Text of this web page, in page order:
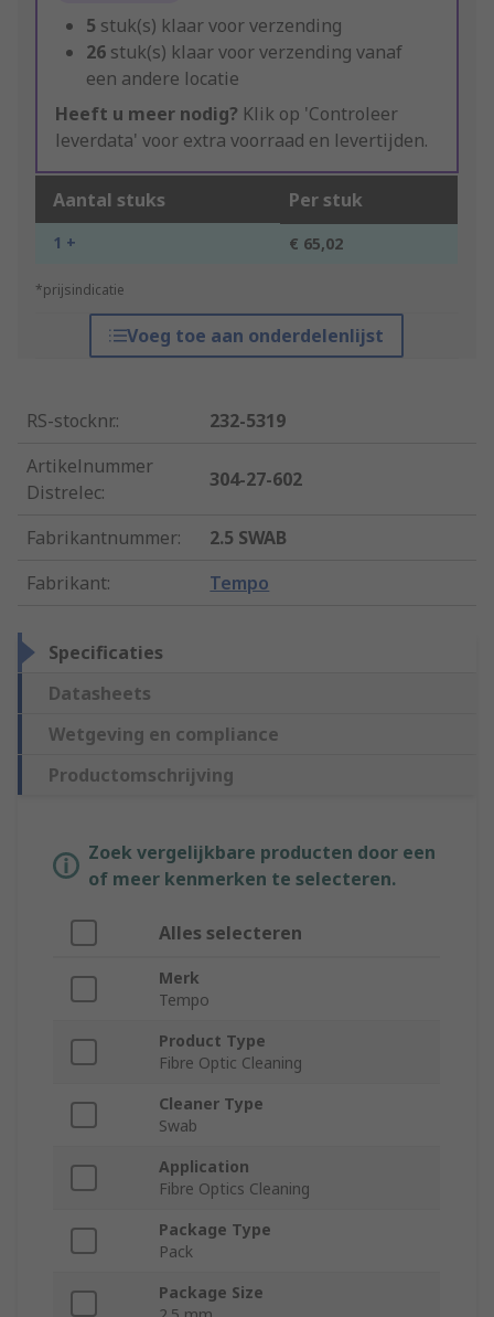
5 stuk(s) klaar voor verzending
26 stuk(s) klaar voor verzending vanaf
een andere locatie
Heeft u meer nodig? Klik op 'Controleer
leverdata' voor extra voorraad en levertijden.
Aantal stuks Per stuk
1 + € 65,02
*prijsindicatie
Voeg toe aan onderdelenlijst
RS-stocknr.:
232-5319
Artikelnummer
Distrelec:
304-27-602
Fabrikantnummer:
2.5 SWAB
Fabrikant: Tempo
Specificaties
Datasheets
Wetgeving en compliance
Productomschrijving
Zoek vergelijkbare producten door een
of meer kenmerken te selecteren.
Alles selecteren
Merk
Tempo
Product Type
Fibre Optic Cleaning
Cleaner Type
Swab
Application
Fibre Optics Cleaning
Package Type
Pack
Package Size